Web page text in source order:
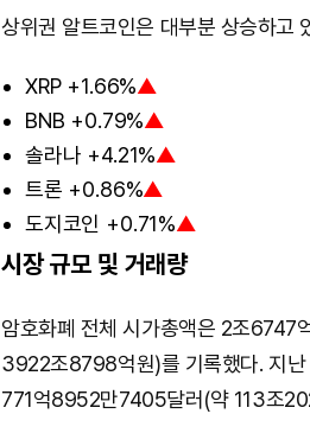
상위권 알트코인은 대부분 상승하고
XRP +1.66%▲
BNB +0.79%▲
솔라나 +4.21%▲
트론 +0.86%▲
도지코인 +0.71%▲
시장 규모 및 거래량
암호화폐 전체 시가총액은 2조
3922조8798억원)를 기록했다. 지
771억8952만7405달러(약 113조